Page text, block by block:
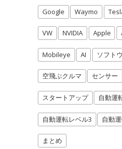
Google Waymo
VW NVIDIA Apple
Mobileye AI ソフト
空飛ぶクルマ センサー
スタートアップ 自動運
自動運転レベル3 自動
まとめ